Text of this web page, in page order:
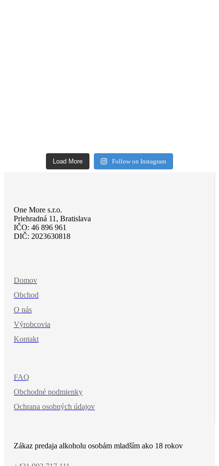
Load More Follow on Instagram
One More s.r.o.
Priehradná 11, Bratislava
IČO: 46 896 961
DIČ: 2023630818
Domov
Obchod
O nás
Výrobcovia
Kontakt
FAQ
Obchodné podmienky
Ochrana osobných údajov
Zákaz predaja alkoholu osobám mladším ako 18 rokov